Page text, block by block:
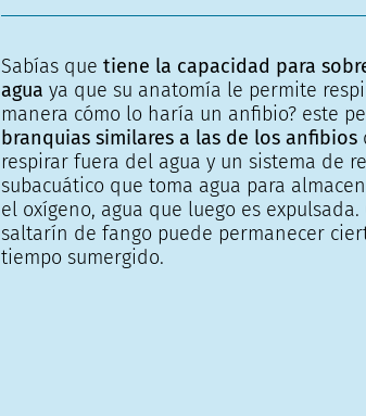
Sabías que tiene la capacidad para
agua ya que su anatomía le permite
manera cómo lo haría un anfibio? este
branquias similares a las de los anfibios
respirar fuera del agua y un sistema de
subacuático que toma agua para
el oxígeno, agua que luego es expulsada.
saltarín de fango puede permanecer
tiempo sumergido.